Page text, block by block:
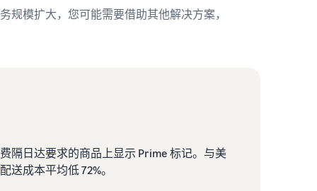
模扩大，您可能需要借助其他解决方案，
隔日达要求的商品上显示 Prime 标记。与美
成本平均低 72%。